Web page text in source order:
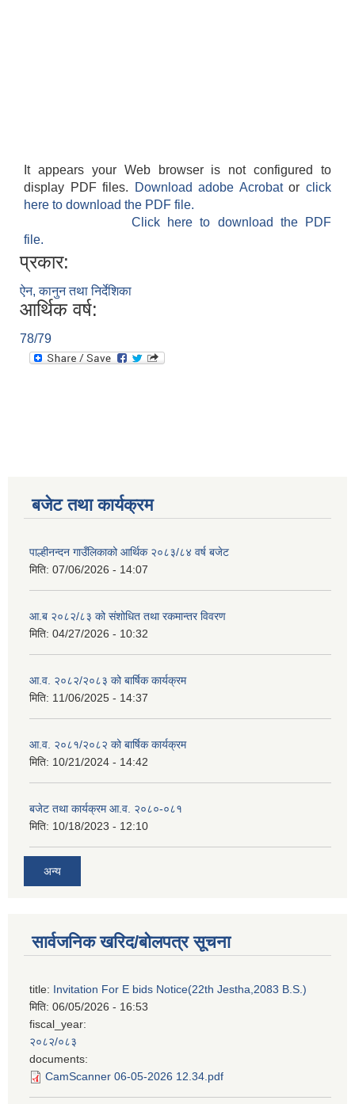
It appears your Web browser is not configured to
display PDF files.
Download adobe Acrobatorclick
here to download the PDF file.
Click here to download the PDF
file.
प्रकार:
ऐन, कानुन तथा निर्देशिका
आर्थिक वर्ष:
78/79
बजेट तथा कार्यक्रम
पाल्हीनन्दन गाउँलिकाको आर्थिक २०८३/८४ वर्ष बजेट
मिति: 07/06/2026 - 14:07
आ.ब २०८२/८३ को संशोधित तथा रकमान्तर विवरण
मिति: 04/27/2026 - 10:32
आ.व. २०८२/२०८३ को बार्षिक कार्यक्रम
मिति: 11/06/2025 - 14:37
आ.व. २०८१/२०८२ को बार्षिक कार्यक्रम
मिति: 10/21/2024 - 14:42
बजेट तथा कार्यक्रम आ.व. २०८०-०८१
मिति: 10/18/2023 - 12:10
अन्य
सार्वजनिक खरिद/बोलपत्र सूचना
title: Invitation For E bids Notice(22th Jestha,2083 B.S.)
मिति: 06/05/2026 - 16:53
fiscal_year:
२०८२/०८३
documents:
CamScanner 06-05-2026 12.34.pdf